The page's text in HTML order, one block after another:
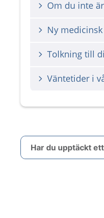
Om du inte
Ny
Tolkning till
Väntetider i
Har du upptäckt